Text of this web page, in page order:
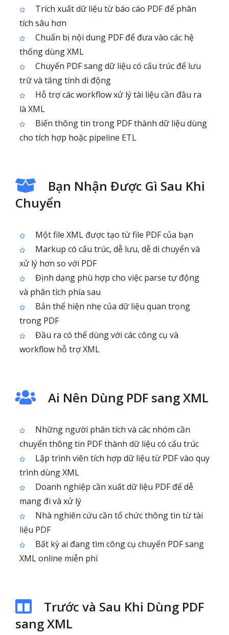
Trích xuất dữ liệu từ báo cáo PDF để phân
tích sâu hơn
Chuẩn bị nội dung PDF để đưa vào các hệ
thống dùng XML
Chuyển PDF sang dữ liệu có cấu trúc để lưu
trữ và tăng tính di động
Hỗ trợ các workflow xử lý tài liệu cần đầu ra
là XML
Biến thông tin trong PDF thành dữ liệu dùng
cho tích hợp hoặc pipeline ETL
Bạn Nhận Được Gì Sau Khi
Chuyển
Một file XML được tạo từ file PDF của bạn
Markup có cấu trúc, dễ lưu, dễ di chuyển và
xử lý hơn so với PDF
Định dạng phù hợp cho việc parse tự động
và phân tích phía sau
Bản thể hiện nhẹ của dữ liệu quan trọng
trong PDF
Đầu ra có thể dùng với các công cụ và
workflow hỗ trợ XML
Ai Nên Dùng PDF sang XML
Những người phân tích và các nhóm cần
chuyển thông tin PDF thành dữ liệu có cấu trúc
Lập trình viên tích hợp dữ liệu từ PDF vào quy
trình dùng XML
Doanh nghiệp cần xuất dữ liệu PDF để dễ
mang đi và xử lý
Nhà nghiên cứu cần tổ chức thông tin từ tài
liệu PDF
Bất kỳ ai đang tìm công cụ chuyển PDF sang
XML online miễn phí
Trước và Sau Khi Dùng PDF
sang XML